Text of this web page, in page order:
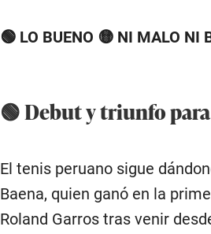
🟢 LO BUENO 🟡 NI MALO NI
🟢 Debut y triunfo
El tenis peruano sigue
Baena, quien ganó en la
Roland Garros tras venir